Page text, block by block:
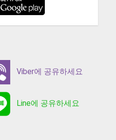
Viber에 공유하세요
Line에 공유하세요